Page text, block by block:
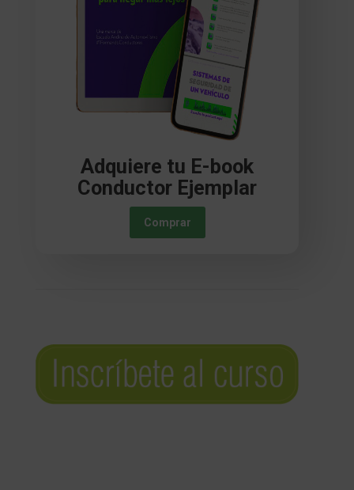
Adquiere tu E-book
Conductor Ejemplar
Comprar